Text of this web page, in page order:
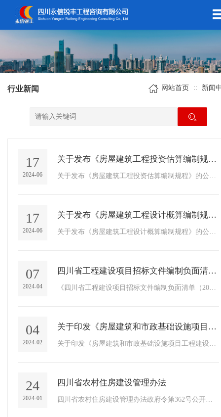
网站首页 :: 新闻
行业新闻
17
2024-06
关于发布《房屋建筑工程投资估算编制规程》的公告
关于发布《房屋建筑工程投资估算编制规程》的公告 2024年9月1日实施
17
2024-06
关于发布《房屋建筑工程设计概算编制规程》的公告
关于发布《房屋建筑工程设计概算编制规程》的公告，2024年9月1
07
2024-04
四川省工程建设项目招标文件编制负面清单（2023年版）
《四川省工程建设项目招标文件编制负面清单（2023年版）》宣贯解析《四川省工程建设项目招标文件编制负面清单（2023年版）》宣贯...
04
2024-02
关于印发《房屋建筑和市政基础设施项目工程建设全过程咨询服务合同（示范文本）》的通知
关于印发《房屋建筑和市政基础设施项目工程建设全过程咨询服务合同（示范文本）》的通知房屋建筑和市政基础设施项目工程建设全过...
24
2024-01
四川省农村住房建设管理办法
四川省农村住房建设管理办法政府令第362号公开版-四川省农村住房建设管理办法-自2024年3月1日起实施.pdf